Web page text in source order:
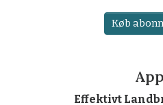
Køb
Effektivt